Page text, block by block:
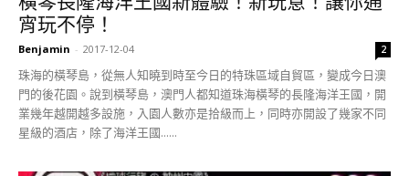
宵玩不停！
Benjamin - 2017-12-04 2
珠海的橫琴島，從無人知曉到時至今日的特珠區域自貿區，變成今日澳
門的後花園。說到橫琴島，澳門人都知道珠海橫琴的長隆海洋王國，開
業幾年越開越多設施，入園人數亦是拾級而上，同時亦開設了幾家不同
星級的酒店，除了海洋王國......